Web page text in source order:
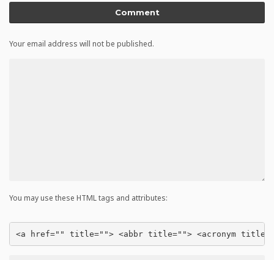
Comment
Your email address will not be published.
You may use these HTML tags and attributes:
<a href="" title=""> <abbr title=""> <acronym